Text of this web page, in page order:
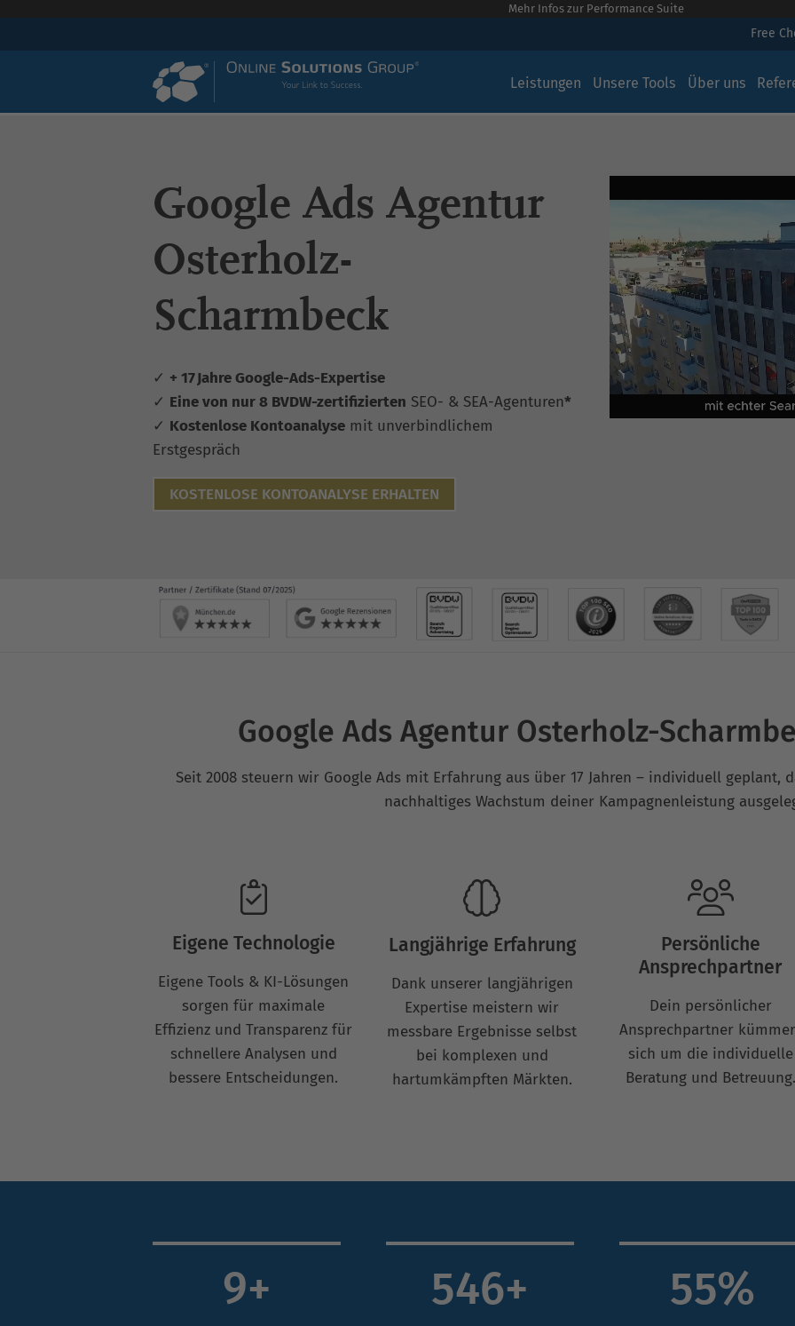
Mehr Infos zur Performance Suite
Free
Leistungen Unsere Tools Über uns
Google Ads Agentur
Osterholz-
Scharmbeck
✓ + 17 Jahre Google-Ads-Expertise
✓ Eine von nur 8 BVDW-zertifizierten SEO- & SEA-Agenturen*
✓ Kostenlose Kontoanalyse mit unverbindlichem
Erstgespräch
KOSTENLOSE KONTOANALYSE ERHALTEN
Google Ads Agentur Osterholz-
Seit 2008 steuern wir Google Ads mit Erfahrung aus über 17 Jahren – individuell
nachhaltiges Wachstum deiner Kampagnenleistung
Eigene Technologie
Eigene Tools & KI-Lösungen
sorgen für maximale
Effizienz und Transparenz für
schnellere Analysen und
bessere Entscheidungen.
Langjährige Erfahrung
Dank unserer langjährigen
Expertise meistern wir
messbare Ergebnisse selbst
bei komplexen und
hartumkämpften Märkten.
Persönliche
Ansprechpartner
Dein persönlicher
Ansprechpartner
sich um die individuelle
Beratung und Betreuung.
14+ 806+ 81%